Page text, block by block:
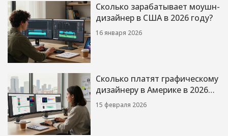
Сколько зарабатывает моушн-
дизайнер в США в 2026 году?
16 января 2026
Сколько платят графическому
дизайнеру в Америке в 2026
году?
15 февраля 2026